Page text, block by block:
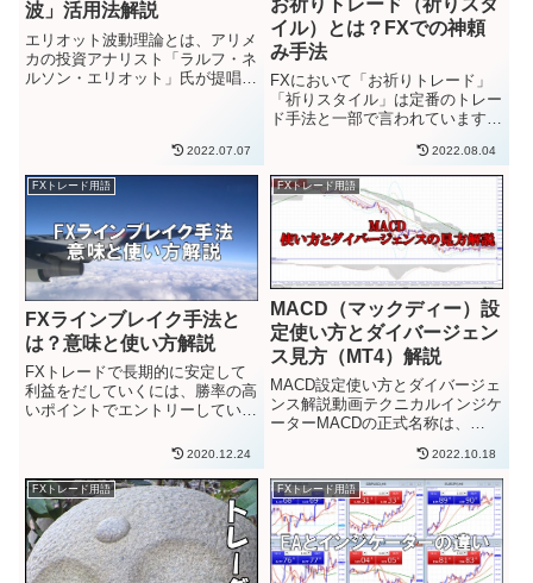
波」活用法解説
エリオット波動理論とは、アリメ
カの投資アナリスト「ラルフ・ネ
ルソン・エリオット」氏が提唱し
論を提唱しています。ひとつの相
場には「上昇５波動」の推進波
と...
2022.07.07
お祈りトレード（祈りスタ
イル）とは？FXでの神頼
み手法
FXにおいて「お祈りトレード」
「祈りスタイル」は定番のトレー
ド手法と一部で言われています。
ダーができる最後の仕事です。自
分のトレードが利益に向かってい
くようにただひたすら祈るので
す。これはトレードキャリアに関
係...
2022.08.04
FXトレード用語
FXラインブレイク手法と
は？意味と使い方解説
FXトレードで長期的に安定して
利益をだしていくには、勝率の高
いポイントでエントリーしていく
トリーポイントを見つけられるよ
うになるには、ダウ理論などの基
本的な相場原則を理解していき、
過去チャートの値動きを検証し
て...
2020.12.24
FXトレード用語
MACD（マックディー）設
定使い方とダイバージェン
ス見方（MT4）解説
MACD設定使い方とダイバージェ
ンス解説動画テクニカルインジケ
ーターMACDの正式名称は、
Divergence Trading Method」
で、長すぎるので略して
MACD（マックディ...
2022.10.18
FXトレード用語 FXトレード用語